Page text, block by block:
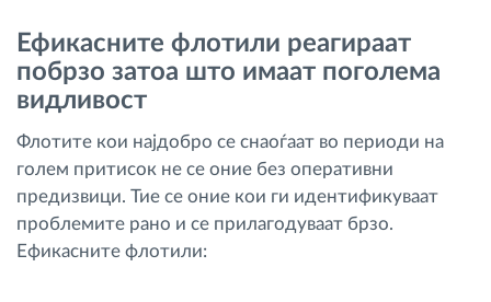
Ефикасните флотили реагираат
побрзо затоа што имаат поголема
видливост
Флотите кои најдобро се снаоѓаат во периоди на
голем притисок не се оние без оперативни
предизвици. Тие се оние кои ги идентификуваат
проблемите рано и се прилагодуваат брзо.
Ефикасните флотили: